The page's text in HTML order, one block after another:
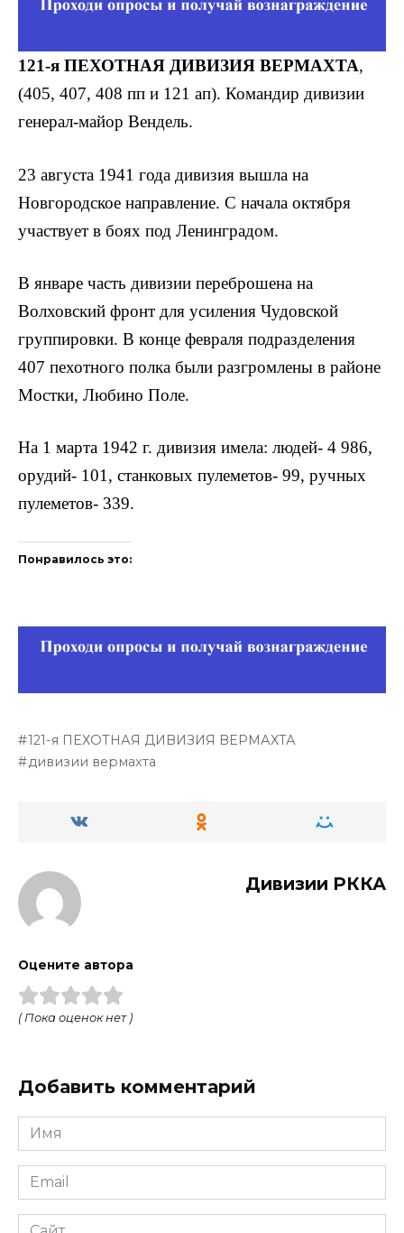
121-я ПЕХОТНАЯ ДИВИЗИЯ ВЕРМАХТА,
(405, 407, 408 пп и 121 ап). Командир дивизии
генерал-майор Вендель.
23 августа 1941 года дивизия вышла на
Новгородское направление. С начала октября
участвует в боях под Ленинградом.
В январе часть дивизии переброшена на
Волховский фронт для усиления Чудовской
группировки. В конце февраля подразделения
407 пехотного полка были разгромлены в районе
Мостки, Любино Поле.
На 1 марта 1942 г. дивизия имела: людей- 4 986,
орудий- 101, станковых пулеметов- 99, ручных
пулеметов- 339.
Понравилось это:
121-я ПЕХОТНАЯ ДИВИЗИЯ ВЕРМАХТА
дивизии вермахта
Дивизии РККА
Оцените автора
( Пока оценок нет )
Добавить комментарий
Имя
Email
Сайт